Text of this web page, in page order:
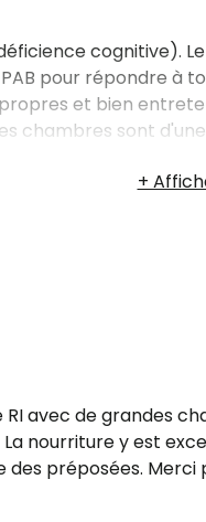
cognitive).
pour répondre à
et bien
chambres sont
avec de grandes
nourriture y est
préposées. Merci